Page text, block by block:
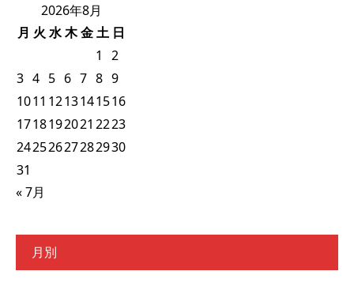
2026年8月
月 火 水木金土 日
1
2
3 4 5 6 7 8 9
1011 1213141516
1718192021 2223
24252627282930
31
« 7月
月別